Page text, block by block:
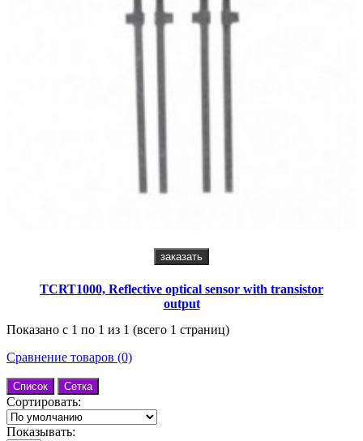
заказать
TCRT1000, Reflective optical sensor with transistor
output
Показано с 1 по 1 из 1 (всего 1 страниц)
Сравнение товаров (0)
Список Сетка
Сортировать:
Показывать: